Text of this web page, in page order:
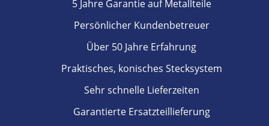
5 Jahre Garantie auf Metallteile
Persönlicher Kundenbetreuer
Über 50 Jahre Erfahrung
Praktisches, konisches Stecksystem
Sehr schnelle Lieferzeiten
Garantierte Ersatzteillieferung